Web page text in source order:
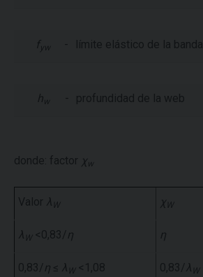
fyw - límite elástico de la banda
hw - profundidad de la web
donde: factor χ w
Valor λ W χ W
λ W <0,83/ η η
0,83/ η ≤ λ W <1,08 0,83/ λ W